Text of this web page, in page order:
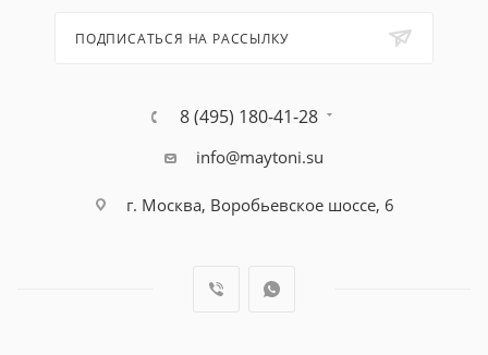
ПОДПИСАТЬСЯ НА РАССЫЛКУ
8 (495) 180-41-28
info@maytoni.su
г. Москва, Воробьевское шоссе, 6